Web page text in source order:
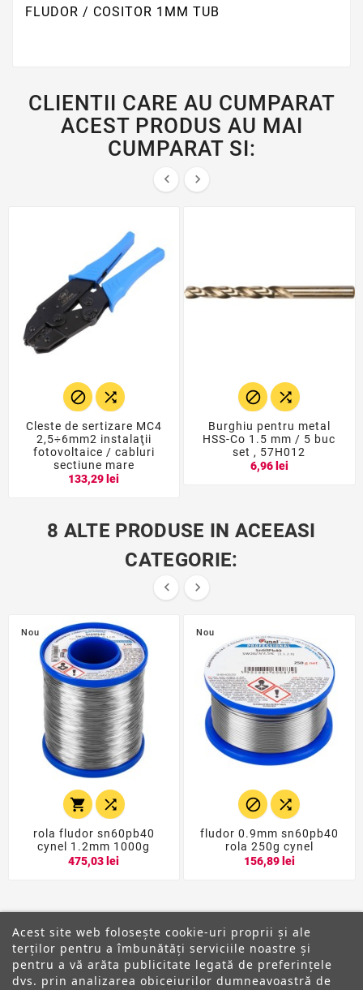
FLUDOR / COSITOR 1MM TUB
CLIENTII CARE AU CUMPARAT
ACEST PRODUS AU MAI
CUMPARAT SI:
 
 
Cleste de sertizare MC4
2,5÷6mm2 instalaţii
fotovoltaice / cabluri
sectiune mare
133,29 lei
 
Burghiu pentru metal
HSS-Co 1.5 mm / 5 buc
set , 57H012
6,96 lei
8 ALTE PRODUSE IN ACEEASI
CATEGORIE:
 
Nou
 
rola fludor sn60pb40
cynel 1.2mm 1000g
475,03 lei
Nou
 
fludor 0.9mm sn60pb40
rola 250g cynel
156,89 lei
ANPC
Acest site web folosește cookie-uri proprii și ale
terților pentru a îmbunătăți serviciile noastre și
pentru a vă arăta publicitate legată de preferințele
dvs. prin analizarea obiceiurilor dumneavoastră de